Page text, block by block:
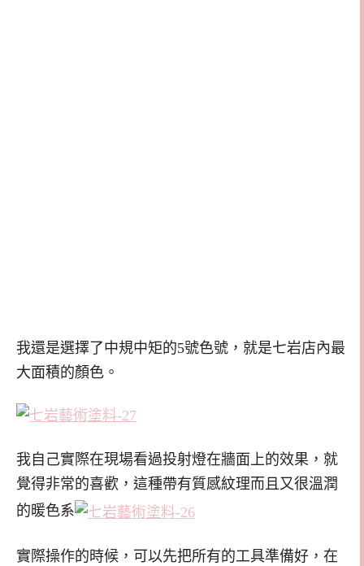
我還是選擇了中規中矩的5號色號，就是七岩店內最
大面積的顏色。
我自己實際在現場看過投射燈在牆面上的效果，就
覺得非常的喜歡，這種帶有質感紋理而且又很溫潤
的暖色系
實際操作的時候，可以先把所有的工具準備好，在